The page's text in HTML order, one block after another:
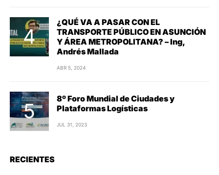
¿QUÉ VA A PASAR CON EL
TRANSPORTE PÚBLICO EN ASUNCIÓN
Y ÁREA METROPOLITANA? – Ing,
Andrés Mallada
ABR 5, 2024
8º Foro Mundial de Ciudades y
Plataformas Logísticas
JUL 31, 2023
RECIENTES